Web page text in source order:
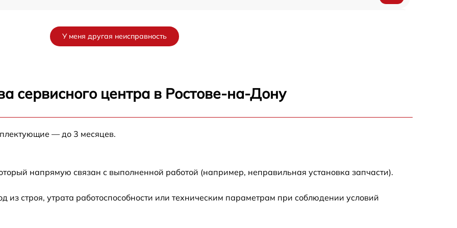
от 120 мин
от 190 мин 8800 р
У меня другая неисправность
сервисного центра в Ростове-на-Дону
— до 3 месяцев.
напрямую связан с выполненной работой (например, неправильная установка запчасти).
строя, утрата работоспособности или техническим параметрам при соблюдении условий